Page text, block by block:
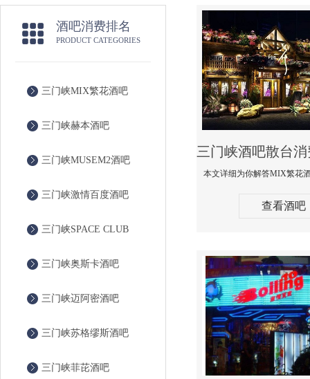
酒吧消费排名
PRODUCT CATEGORIES
三门峡MIX繁花酒吧
三门峡赫本酒吧
三门峡MUSEM2酒吧
三门峡激情百度酒吧
三门峡SPACE CLUB
三门峡奥斯卡酒吧
三门峡迈阿密酒吧
三门峡苏格缪斯酒吧
三门峡菲芘酒吧
查看酒吧